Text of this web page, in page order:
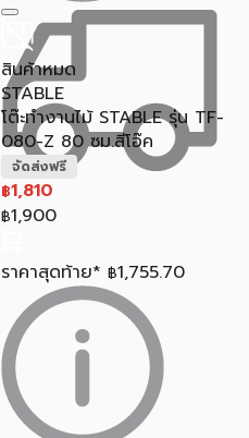
สินค้าหมด
STABLE
โต๊ะทำงานไม้ STABLE รุ่น TF-
080-Z 80 ซม.สีโอ๊ค
จัดส่งฟรี
฿1,810
฿1,900
ราคาสุดท้าย* ฿1,755.70